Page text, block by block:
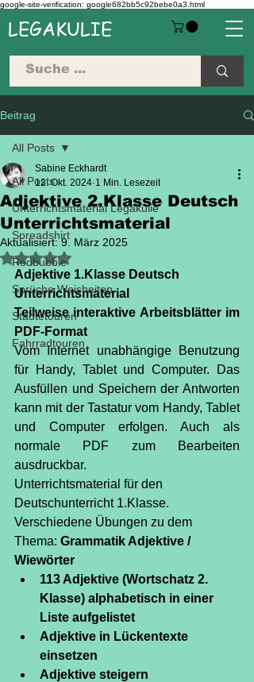
google-site-verification: google682bb5c92bebe0a3.html
LEGAKULIE
Beitrag
All Posts
Unterrichtsmaterial Legakulie
Spreadshirt
Redbubble
Sprüche Weisheiten
Städtetouren
Fahrradtouren
All Posts
Adjektive 2.Klasse Deutsch
Unterrichtsmaterial
Sabine Eckhardt
12. Okt. 2024 1 Min. Lesezeit
Aktualisiert:9. März 2025
Mit NaN von 5 Sternen bewertet.
Adjektive 1.Klasse Deutsch
Unterrichtsmaterial
Teilweise interaktive Arbeitsblätter im
PDF-Format
Vom Internet unabhängige Benutzung
für Handy, Tablet und Computer. Das
Ausfüllen und Speichern der Antworten
kann mit der Tastatur vom Handy, Tablet
und Computer erfolgen. Auch als
normale PDF zum Bearbeiten
ausdruckbar.
Unterrichtsmaterial für den
Deutschunterricht 1.Klasse.
Verschiedene Übungen zu dem
Thema: Grammatik Adjektive /
Wiewörter
113 Adjektive (Wortschatz 2.
Klasse) alphabetisch in einer
Liste aufgelistet
Adjektive in Lückentexte
einsetzen
Adjektive steigern